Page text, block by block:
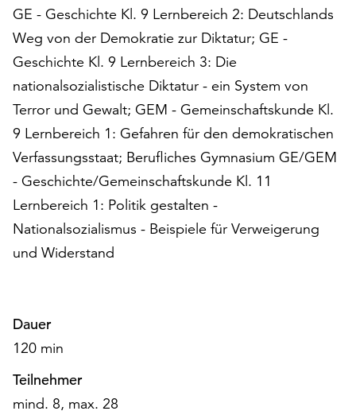
anpassen,
erreichen
Sie
die
Einstellungen
über
die
Schaltfläche
„Auswählen“.
Weitere
Informationen
finden
in
oder
dem
Impressum
GE - Geschichte Kl. 9 Lernbereich 2: Deutschlands
Weg von der Demokratie zur Diktatur; GE -
Geschichte Kl. 9 Lernbereich 3: Die
nationalsozialistische Diktatur - ein System von
Terror und Gewalt; GEM - Gemeinschaftskunde Kl.
9 Lernbereich 1: Gefahren für den demokratischen
Verfassungsstaat; Berufliches Gymnasium GE/GEM
- Geschichte/Gemeinschaftskunde Kl. 11
Lernbereich 1: Politik gestalten -
Nationalsozialismus - Beispiele für Verweigerung
und Widerstand
Dauer
120 min
Teilnehmer
mind. 8, max. 28